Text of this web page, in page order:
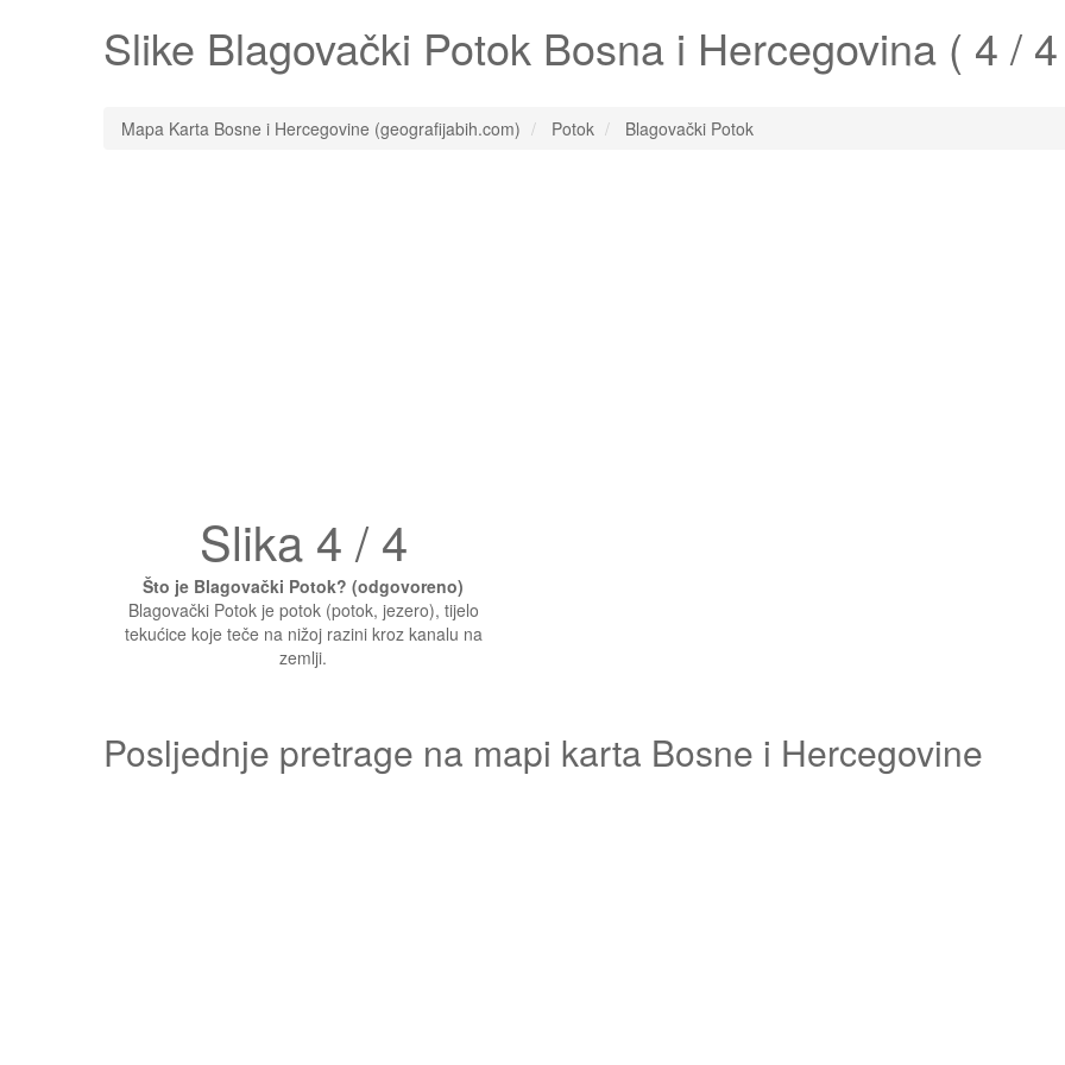
Slike Blagovački Potok Bosna i Hercegovina ( 4 /
Mapa Karta Bosne i Hercegovine (geografijabih.com) Potok Blagovački Potok
Slika 4 / 4
Što je Blagovački Potok? (odgovoreno)
Blagovački Potok je potok (potok, jezero), tijelo
tekućice koje teče na nižoj razini kroz kanalu na
zemlji.
Posljednje pretrage na mapi karta Bosne i Hercegovine